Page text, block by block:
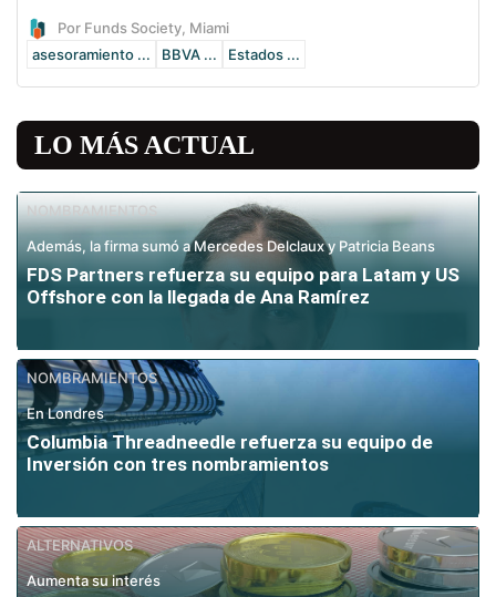
Por Funds Society, Miami
asesoramiento ...
BBVA ... Estados ...
LO MÁS ACTUAL
NOMBRAMIENTOS
Además, la firma sumó a Mercedes Delclaux y Patricia Beans
FDS Partners refuerza su equipo para Latam y US
Offshore con la llegada de Ana Ramírez
NOMBRAMIENTOS
En Londres
Columbia Threadneedle refuerza su equipo de
Inversión con tres nombramientos
ALTERNATIVOS
Aumenta su interés